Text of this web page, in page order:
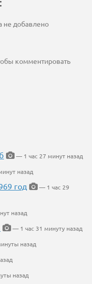
не добавлено
комментировать
— 1 час 27 минут назад
назад
год
— 1 час 29
назад
— 1 час 31 минуту назад
назад
назад